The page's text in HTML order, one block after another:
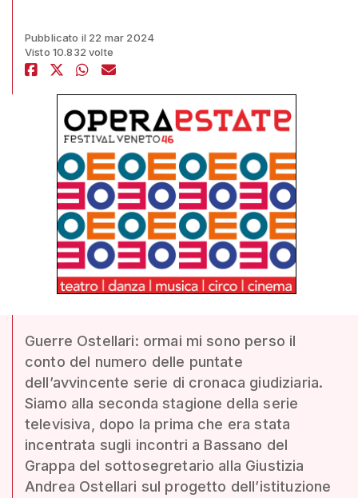
Pubblicato il 22 mar 2024
Visto 10.832 volte
Guerre Ostellari: ormai mi sono perso il
conto del numero delle puntate
dell’avvincente serie di cronaca giudiziaria.
Siamo alla seconda stagione della serie
televisiva, dopo la prima che era stata
incentrata sugli incontri a Bassano del
Grappa del sottosegretario alla Giustizia
Andrea Ostellari sul progetto dell’istituzione